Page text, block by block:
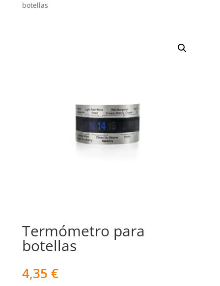
botellas
Termómetro para
botellas
4,35 €